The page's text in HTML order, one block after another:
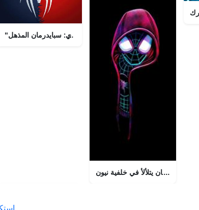
"لا يمكن إيقافه، مذهل، وقوي: سبايدرمان المذهل"
كسبايدرمان يتلألأ في خلفية نيون